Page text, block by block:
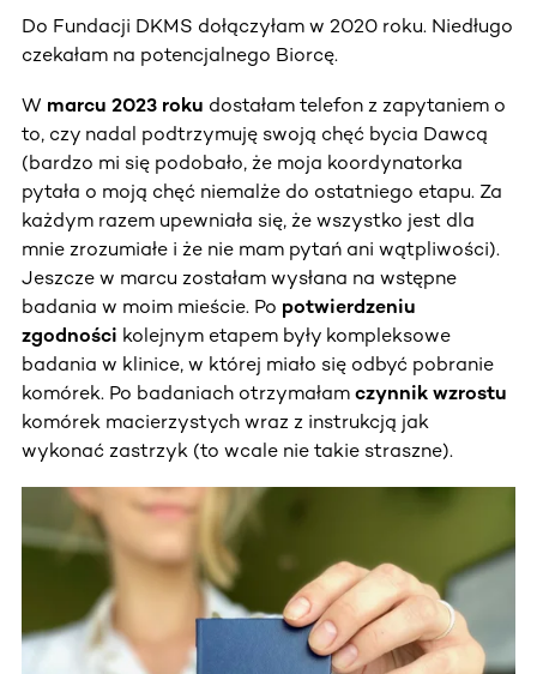
Do Fundacji DKMS dołączyłam w 2020 roku. Niedługo
czekałam na potencjalnego Biorcę.
W marcu 2023 roku dostałam telefon z zapytaniem o
to, czy nadal podtrzymuję swoją chęć bycia Dawcą
(bardzo mi się podobało, że moja koordynatorka
pytała o moją chęć niemalże do ostatniego etapu. Za
każdym razem upewniała się, że wszystko jest dla
mnie zrozumiałe i że nie mam pytań ani wątpliwości).
Jeszcze w marcu zostałam wysłana na wstępne
badania w moim mieście. Po potwierdzeniu
zgodności kolejnym etapem były kompleksowe
badania w klinice, w której miało się odbyć pobranie
komórek. Po badaniach otrzymałam czynnik wzrostu
komórek macierzystych wraz z instrukcją jak
wykonać zastrzyk (to wcale nie takie straszne).